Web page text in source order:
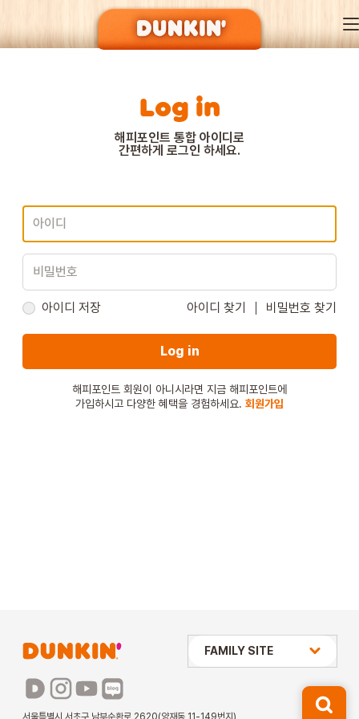
DUNKIN’ OF SEASON
MENU
EVENT
STORE
Log in
해피포인트 통합 아이디로
간편하게 로그인 하세요.
아이디 저장 아이디 찾기 비밀번호 찾기
Log in
해피포인트 회원이 아니시라면 지금 해피포인트에
가입하시고 다양한 혜택을 경험하세요. 회원가입
서울특별시 서초구 남부순환로 2620(양재동 11-149번지)
상미당 HOLDINGS
파리바게뜨
FAMILY SITE